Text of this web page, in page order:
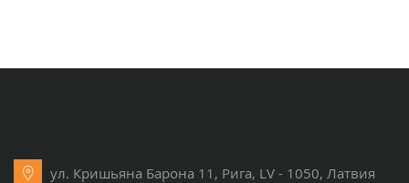
ул. Кришьяна Барона 11, Рига, LV - 1050, Латвия